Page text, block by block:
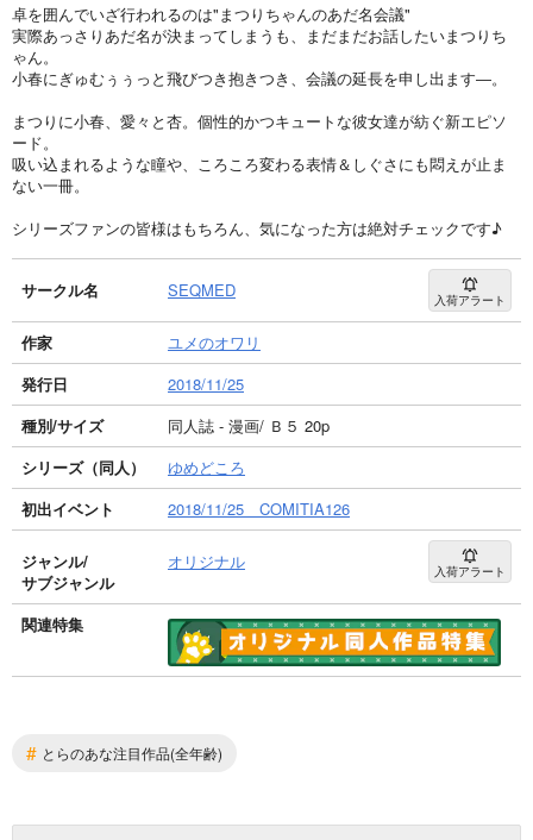
卓を囲んでいざ行われるのは"まつりちゃんのあだ名会議"
実際あっさりあだ名が決まってしまうも、まだまだお話したいまつりち
ゃん。
小春にぎゅむぅぅっと飛びつき抱きつき、会議の延長を申し出ます―。
まつりに小春、愛々と杏。個性的かつキュートな彼女達が紡ぐ新エピソ
ード。
吸い込まれるような瞳や、ころころ変わる表情＆しぐさにも悶えが止ま
ない一冊。
シリーズファンの皆様はもちろん、気になった方は絶対チェックです♪
サークル名 SEQMED 入荷アラート
作家
ユメのオワリ
発行日
2018/11/25
種別/サイズ
同人誌 - 漫画/ Ｂ５ 20p
シリーズ（同人）
ゆめどころ
初出イベント
2018/11/25 COMITIA126
ジャンル/
サブジャンル
オリジナル 入荷アラート
関連特集
# とらのあな注目作品(全年齢)